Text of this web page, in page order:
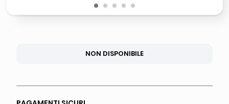
1 2 3 4 5
NON DISPONIBILE